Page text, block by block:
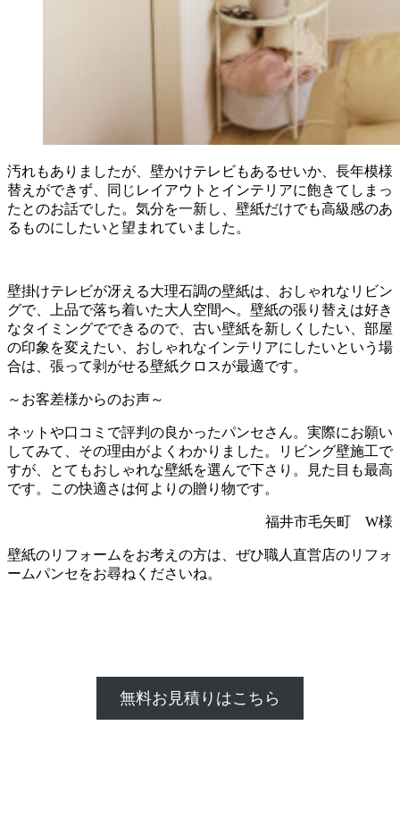
汚れもありましたが、壁かけテレビもあるせいか、長年模様
替えができず、同じレイアウトとインテリアに飽きてしまっ
たとのお話でした。気分を一新し、壁紙だけでも高級感のあ
るものにしたいと望まれていました。
壁掛けテレビが冴える大理石調の壁紙は、おしゃれなリビン
グで、上品で落ち着いた大人空間へ。壁紙の張り替えは好き
なタイミングでできるので、古い壁紙を新しくしたい、部屋
の印象を変えたい、おしゃれなインテリアにしたいという場
合は、張って剥がせる壁紙クロスが最適です。
～お客差様からのお声～
ネットや口コミで評判の良かったパンセさん。実際にお願い
してみて、その理由がよくわかりました。リビング壁施工で
すが、とてもおしゃれな壁紙を選んで下さり。見た目も最高
です。この快適さは何よりの贈り物です。
福井市毛矢町 W様
壁紙のリフォームをお考えの方は、ぜひ職人直営店のリフォ
ームパンセをお尋ねくださいね。
無料お見積りはこちら